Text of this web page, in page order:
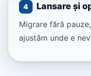
4 Lansare și
Migrare fără
ajustăm unde e